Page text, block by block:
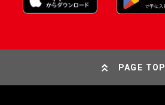
PAGE TOP